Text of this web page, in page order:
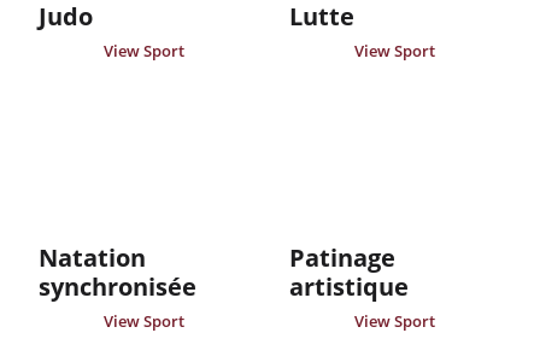
Judo
View Sport
Lutte
View Sport
Natation
synchronisée
View Sport
Patinage
artistique
View Sport